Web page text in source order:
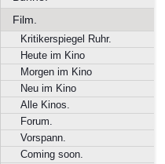
Film.
Kritikerspiegel Ruhr.
Heute im Kino
Morgen im Kino
Neu im Kino
Alle Kinos.
Forum.
Vorspann.
Coming soon.